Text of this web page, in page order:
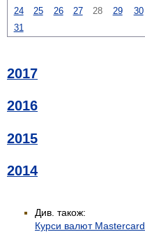
24
25 26 27 28 29
30
31
2017
2016
2015
2014
Див. також:
Курси валют Mastercard